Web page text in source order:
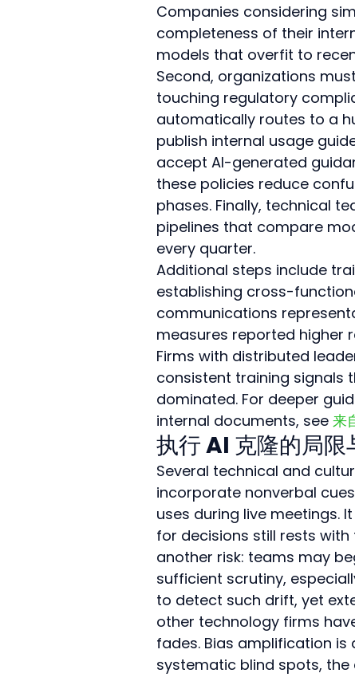
Companies considering
completeness of their
models that overfit to
Second, organizations
touching regulatory
automatically routes to a
publish internal usage
accept AI-generated
these policies reduce
phases. Finally, technical
pipelines that compare
every quarter.
Additional steps include
establishing cross-
communications
measures reported higher
Firms with distributed
consistent training signals
dominated. For deeper
internal documents, see 来
执行 AI 克隆的局限
Several technical and
incorporate nonverbal
uses during live meetings.
for decisions still rests
another risk: teams may
sufficient scrutiny,
to detect such drift, yet
other technology firms
fades. Bias amplification
systematic blind spots,